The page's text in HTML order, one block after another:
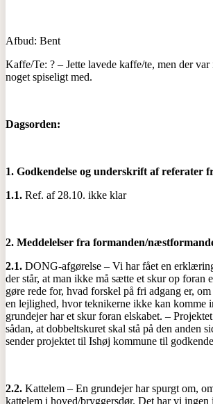
Afbud: Bent
Kaffe/Te: ? – Jette lavede kaffe/te, men der
noget spiseligt med.
Dagsorden:
1. Godkendelse og underskrift af referater
1.1. Ref. af 28.10. ikke klar
2. Meddelelser fra formanden/
2.1. DONG-afgørelse – Vi har fået en
der står, at man ikke må sætte et skur op foran
gøre rede for, hvad forskel på fri adgang er,
en lejlighed, hvor teknikerne ikke kan komme
grundejer har et skur foran elskabet. –
sådan, at dobbeltskuret skal stå på den anden
sender projektet til Ishøj kommune til
2.2. Kattelem – En grundejer har spurgt om,
kattelem i hoved/bryggersdør. Det har vi ingen